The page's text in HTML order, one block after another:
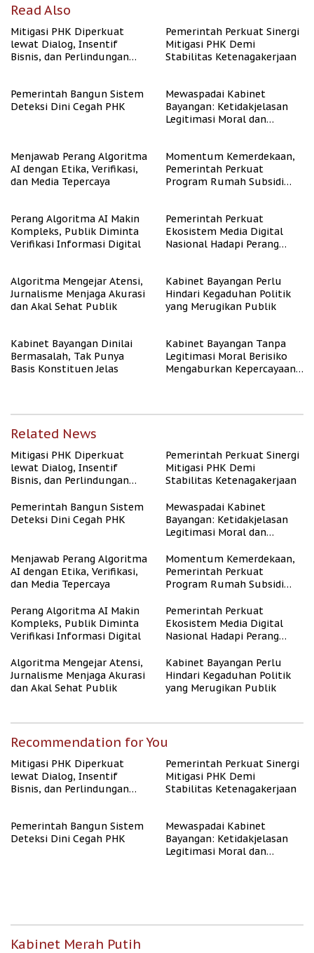
Read Also
Mitigasi PHK Diperkuat
lewat Dialog, Insentif
Bisnis, dan Perlindungan
Pemerintah Perkuat Sinergi
Mitigasi PHK Demi
Stabilitas Ketenagakerjaan
Pemerintah Bangun Sistem
Deteksi Dini Cegah PHK
Mewaspadai Kabinet
Bayangan: Ketidakjelasan
Legitimasi Moral dan
Menjawab Perang Algoritma
AI dengan Etika, Verifikasi,
dan Media Tepercaya
Momentum Kemerdekaan,
Pemerintah Perkuat
Program Rumah Subsidi
Perang Algoritma AI Makin
Kompleks, Publik Diminta
Verifikasi Informasi Digital
Pemerintah Perkuat
Ekosistem Media Digital
Nasional Hadapi Perang
Algoritma Mengejar Atensi,
Jurnalisme Menjaga Akurasi
dan Akal Sehat Publik
Kabinet Bayangan Perlu
Hindari Kegaduhan Politik
yang Merugikan Publik
Kabinet Bayangan Dinilai
Bermasalah, Tak Punya
Basis Konstituen Jelas
Kabinet Bayangan Tanpa
Legitimasi Moral Berisiko
Mengaburkan Kepercayaan
Related News
Mitigasi PHK Diperkuat
lewat Dialog, Insentif
Bisnis, dan Perlindungan
Pemerintah Perkuat Sinergi
Mitigasi PHK Demi
Stabilitas Ketenagakerjaan
Pemerintah Bangun Sistem
Deteksi Dini Cegah PHK
Mewaspadai Kabinet
Bayangan: Ketidakjelasan
Legitimasi Moral dan
Menjawab Perang Algoritma
AI dengan Etika, Verifikasi,
dan Media Tepercaya
Momentum Kemerdekaan,
Pemerintah Perkuat
Program Rumah Subsidi
Berpenghasilan Rendah
Perang Algoritma AI Makin
Kompleks, Publik Diminta
Verifikasi Informasi Digital
Pemerintah Perkuat
Ekosistem Media Digital
Nasional Hadapi Perang
Algoritma Mengejar Atensi,
Jurnalisme Menjaga Akurasi
dan Akal Sehat Publik
Kabinet Bayangan Perlu
Hindari Kegaduhan Politik
yang Merugikan Publik
Recommendation for You
Mitigasi PHK Diperkuat
lewat Dialog, Insentif
Bisnis, dan Perlindungan
Pemerintah Perkuat Sinergi
Mitigasi PHK Demi
Stabilitas Ketenagakerjaan
Pemerintah Bangun Sistem
Deteksi Dini Cegah PHK
Mewaspadai Kabinet
Bayangan: Ketidakjelasan
Legitimasi Moral dan
Kabinet Merah Putih